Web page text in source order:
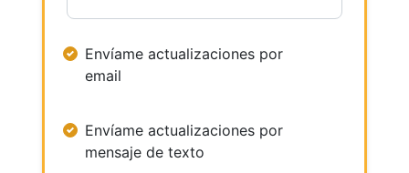
Envíame actualizaciones por
email
Envíame actualizaciones por
mensaje de texto